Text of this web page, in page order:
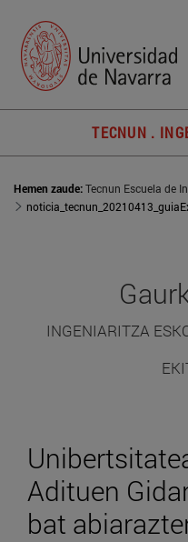
TECNUN .
Hemen zaude:Tecnun Escuela de
INGENIARITZA
Adituen
bat